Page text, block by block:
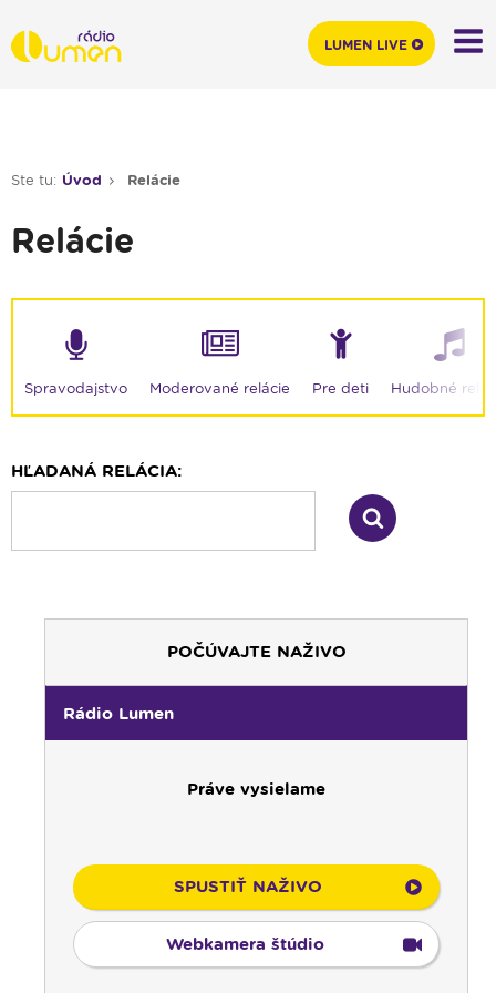
Ste tu: Úvod Relácie
Relácie
Spravodajstvo Moderované relácie Pre deti Hudobné
HĽADANÁ RELÁCIA:
POČÚVAJTE NAŽIVO
Rádio Lumen
Práve vysielame
SPUSTIŤ NAŽIVO
Webkamera štúdio
Svetlo nádeje - repríza
04:25
Čítanie na pokračovanie - repríza
04:50 Deň s modlitbou
05:00
Rádio Vatikán - CZ
05:15
Rádio Vatikán - SK (repríza)
LUMEN LIVE